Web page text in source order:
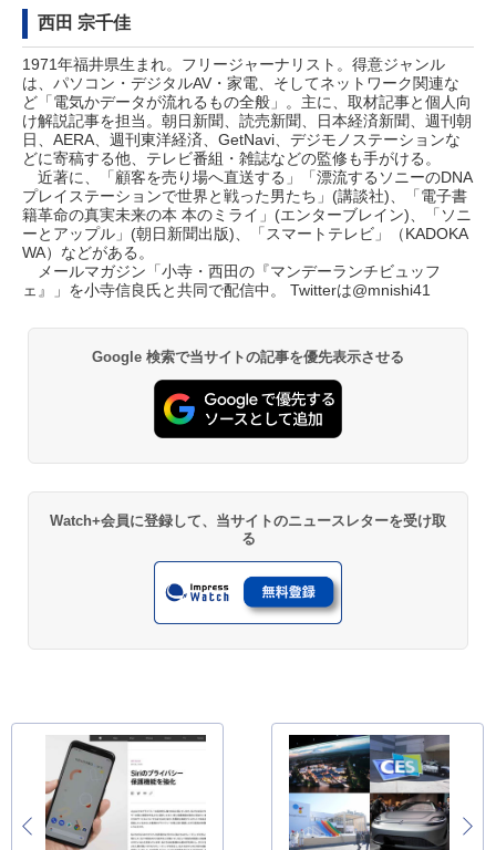
西田 宗千佳
1971年福井県生まれ。フリージャーナリスト。得意ジャンル
は、パソコン・デジタルAV・家電、そしてネットワーク関連な
ど「電気かデータが流れるもの全般」。主に、取材記事と個人向
け解説記事を担当。朝日新聞、読売新聞、日本経済新聞、週刊朝
日、AERA、週刊東洋経済、GetNavi、デジモノステーションな
どに寄稿する他、テレビ番組・雑誌などの監修も手がける。
近著に、「顧客を売り場へ直送する」「漂流するソニーのDNA
プレイステーションで世界と戦った男たち」(講談社)、「電子書
籍革命の真実未来の本 本のミライ」(エンターブレイン)、「ソニ
ーとアップル」(朝日新聞出版)、「スマートテレビ」（KADOKA
WA）などがある。
メールマガジン「小寺・西田の『マンデーランチビュッフ
ェ』
」を小寺信良氏と共同で配信中。 Twitterは@mnishi41
Google 検索で当サイトの記事を優先表示させる
Watch+会員に登録して、当サイトのニュースレターを受け取
る